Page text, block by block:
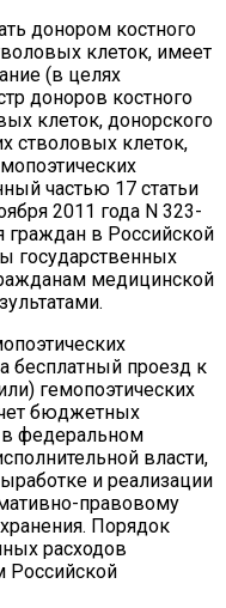
донором костного
клеток, имеет
(в целях
доноров костного
клеток, донорского
стволовых клеток,
частью 17 статьи
2011 года N 323-
в Российской
государственных
медицинской
бесплатный проезд к
гемопоэтических
бюджетных
в федеральном
власти,
и реализации
правовому
Порядок
расходов
Российской